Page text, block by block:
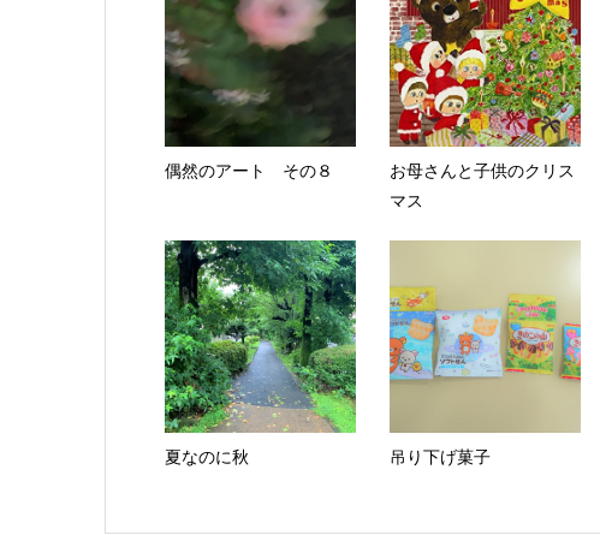
偶然のアート その８
お母さんと子供のクリス
マス
夏なのに秋 吊り下げ菓子